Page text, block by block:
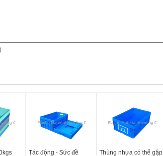
Tác động - Sức đề Thùng nhựa có thể gập